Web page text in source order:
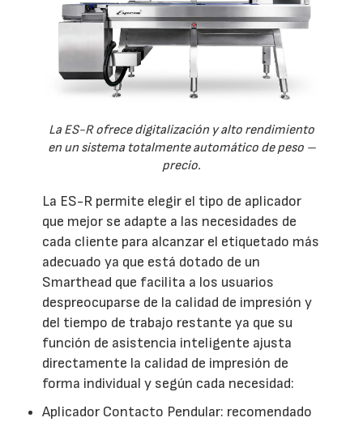
La ES-R ofrece digitalización y alto rendimiento
en un sistema totalmente automático de peso –
precio.
La ES-R permite elegir el tipo de aplicador
que mejor se adapte a las necesidades de
cada cliente para alcanzar el etiquetado más
adecuado ya que está dotado de un
Smarthead que facilita a los usuarios
despreocuparse de la calidad de impresión y
del tiempo de trabajo restante ya que su
función de asistencia inteligente ajusta
directamente la calidad de impresión de
forma individual y según cada necesidad:
Aplicador Contacto Pendular: recomendado